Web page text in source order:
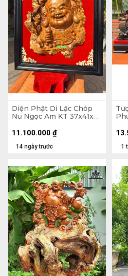
Diện Phật Di Lặc Chóp
Nu Ngọc Am KT 37x41x7
14 ngày trước
11.100.000 ₫
1